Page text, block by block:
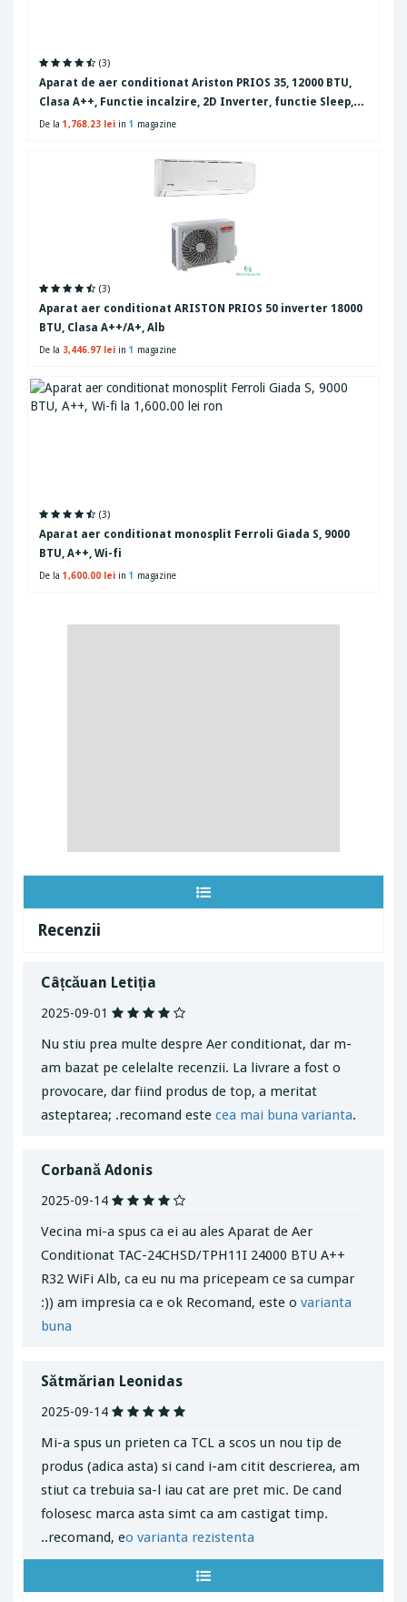
(3)
Aparat de aer conditionat Ariston PRIOS 35, 12000 BTU,
Clasa A++, Functie incalzire, 2D Inverter, functie Sleep,
Auto-Restart, Follow Me, display ascuns, Alb
De la 1,768.23 lei in 1 magazine
(3)
Aparat aer conditionat ARISTON PRIOS 50 inverter 18000
BTU, Clasa A++/A+, Alb
De la 3,446.97 lei in 1 magazine
(3)
Aparat aer conditionat monosplit Ferroli Giada S, 9000
BTU, A++, Wi-fi
De la 1,600.00 lei in 1 magazine
Recenzii
Câțcăuan Letiția
2025-09-01
Nu stiu prea multe despre Aer conditionat, dar m-
am bazat pe celelalte recenzii. La livrare a fost o
provocare, dar fiind produs de top, a meritat
asteptarea; .recomand este cea mai buna varianta.
Corbană Adonis
2025-09-14
Vecina mi-a spus ca ei au ales Aparat de Aer
Conditionat TAC-24CHSD/TPH11I 24000 BTU A++
R32 WiFi Alb, ca eu nu ma pricepeam ce sa cumpar
:)) am impresia ca e ok Recomand, este o varianta
buna
Sătmărian Leonidas
2025-09-14
Mi-a spus un prieten ca TCL a scos un nou tip de
produs (adica asta) si cand i-am citit descrierea, am
stiut ca trebuia sa-l iau cat are pret mic. De cand
folosesc marca asta simt ca am castigat timp.
..recomand, eo varianta rezistenta